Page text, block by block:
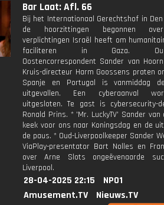
Bar Laat: Afl. 66
Bij het Internationaal Gerechtshof in
de hoorzittingen begonnen
verplichtingen Israël heeft om
faciliteren in Gaza. Oud-
Oostencorrespondent Sander van
Kruis-directeur Harm Goossens praten
Spanje en Portugal is vanmiddag
uitgevallen. Een cyberaanval
uitgesloten. Te gast is cybersecurity-
Ronald Prins. * 'Mr. LuckyTV' Sander
keek voor ons naar Koningsdag en de
de paus. * Oud-Liverpoolkeeper Sander
ViaPlay-presentator Bart Nolles en
over Arne Slots ongeëvenaarde
Liverpool.
28-04-2025 22:15
NPO1
Amusement.TV
Nieuws.TV